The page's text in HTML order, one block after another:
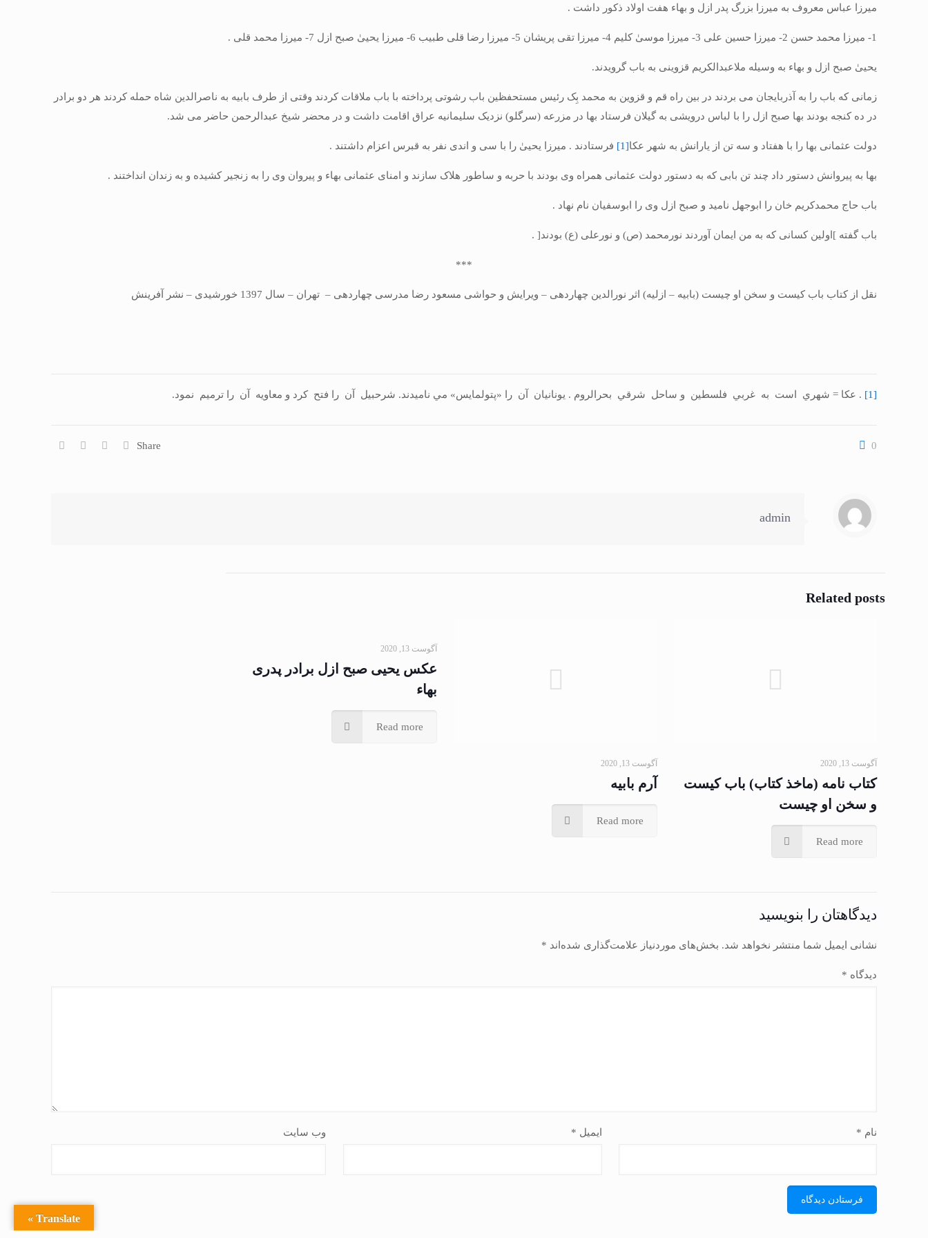
میرزا عباس معروف به میرزا بزرگ پدر ازل و بهاء هفت اولاد ذکور داشت .
1- میرزا محمد حسن 2- میرزا حسین علی 3- میرزا موسیٰ کلیم 4- میرزا تقی پریشان 5- میرزا رضا قلی طبیب 6- میرزا یحییٰ صبح ازل 7- میرزا محمد قلی .
یحییٰ صبح ازل و بهاء به وسیله ملاعبدالکریم قزوینی به باب گرویدند.
زمانی که باب را به آذربایجان می بردند در بین راه قم و قزوین به محمد بِک رئیس مستحفظین باب رشوتی پرداخته با باب ملاقات کردند وقتی از طرف بابیه به ناصرالدین شاه حمله کردند هر دو برادر
در ده کنجه بودند بها صبح ازل را با لباس درویشی به گیلان فرستاد بها در مزرعه (سرگلو) نزدیک سلیمانیه عراق اقامت داشت و در محضر شیخ عبدالرحمن حاضر می شد.
دولت عثمانی بها را با هفتاد و سه تن از یارانش به شهر عکا[1] فرستادند . میرزا یحییٰ را با سی و اندی نفر به قبرس اعزام داشتند .
بها به پیروانش دستور داد چند تن بابی که به دستور دولت عثمانی همراه وی بودند با حربه و ساطور هلاک سازند و امنای عثمانی بهاء و پیروان وی را به زنجیر کشیده و به زندان انداختند .
باب حاج محمدکریم خان را ابوجهل نامید و صبح ازل وی را ابوسفیان نام نهاد .
باب گفته ]اولین کسانی که به من ایمان آوردند نورمحمد (ص) و نورعلی (ع) بودند[ .
***
نقل از کتاب باب کیست و سخن او چیست (بابیه – ازلیه) اثر نورالدین چهاردهی – ویرایش و حواشی مسعود رضا مدرسی چهاردهی – تهران – سال 1397 خورشیدی – نشر آفرینش
[1] . عکا = شهري است به غربي فلسطين و ساحل شرقي بحرالروم . يونانيان آن را «پتولمايس» مي ناميدند. شرحبيل آن را فتح کرد و معاويه آن را ترميم نمود.
Share 0
admin
Related posts
آگوست 13, 2020
کتاب نامه (ماخذ کتاب) باب کیست
و سخن او چیست
Read more
آگوست 13, 2020
آرم بابیه
Read more
آگوست 13, 2020
عکس یحیی صبح ازل برادر پدری
بهاء
Read more
دیدگاهتان را بنویسید
نشانی ایمیل شما منتشر نخواهد شد. بخش‌های موردنیاز علامت‌گذاری شده‌اند *
دیدگاه *
نام * ایمیل * وب‌ سایت
Translate »